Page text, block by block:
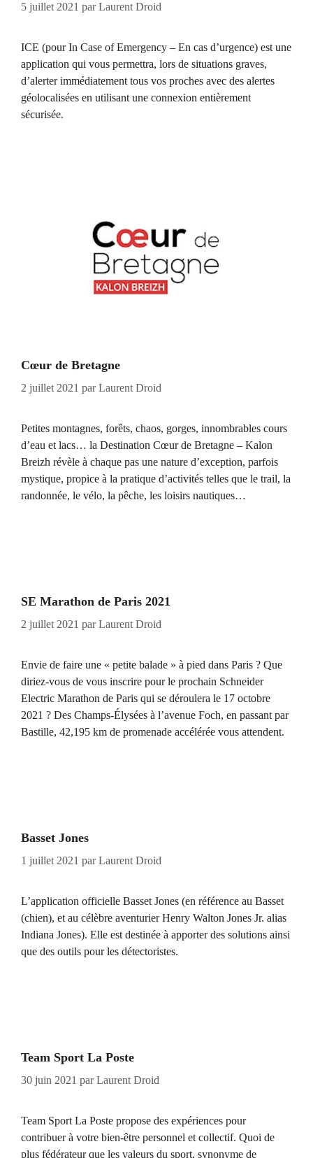
5 juillet 2021 parLaurent Droid
ICE (pour In Case of Emergency – En cas d’urgence) est une
application qui vous permettra, lors de situations graves,
d’alerter immédiatement tous vos proches avec des alertes
géolocalisées en utilisant une connexion entièrement
sécurisée.
Cœur de Bretagne
2 juillet 2021 parLaurent Droid
Petites montagnes, forêts, chaos, gorges, innombrables cours
d’eau et lacs… la Destination Cœur de Bretagne – Kalon
Breizh révèle à chaque pas une nature d’exception, parfois
mystique, propice à la pratique d’activités telles que le trail, la
randonnée, le vélo, la pêche, les loisirs nautiques…
SE Marathon de Paris 2021
2 juillet 2021 parLaurent Droid
Envie de faire une « petite balade » à pied dans Paris ? Que
diriez-vous de vous inscrire pour le prochain Schneider
Electric Marathon de Paris qui se déroulera le 17 octobre
2021 ? Des Champs-Élysées à l’avenue Foch, en passant par
Bastille, 42,195 km de promenade accélérée vous attendent.
Basset Jones
1 juillet 2021 parLaurent Droid
L’application officielle Basset Jones (en référence au Basset
(chien), et au célèbre aventurier Henry Walton Jones Jr. alias
Indiana Jones). Elle est destinée à apporter des solutions ainsi
que des outils pour les détectoristes.
Team Sport La Poste
30 juin 2021 parLaurent Droid
Team Sport La Poste propose des expériences pour
contribuer à votre bien-être personnel et collectif. Quoi de
plus fédérateur que les valeurs du sport, synonyme de